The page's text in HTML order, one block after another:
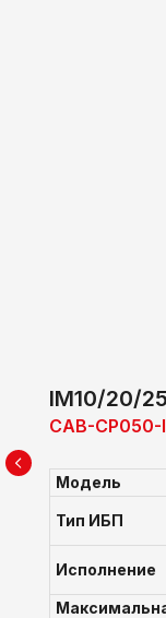
IM10/20/25
CAB-CP050-
Модель
Тип ИБП
Исполнение